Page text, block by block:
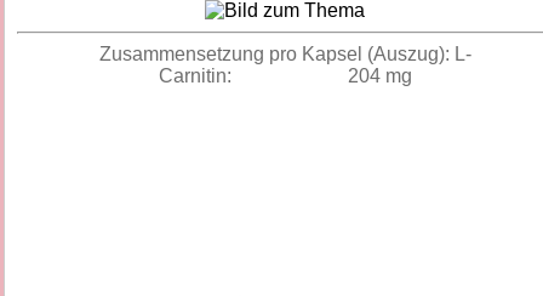
Zusammensetzung pro Kapsel (Auszug): L-
Carnitin: 204 mg